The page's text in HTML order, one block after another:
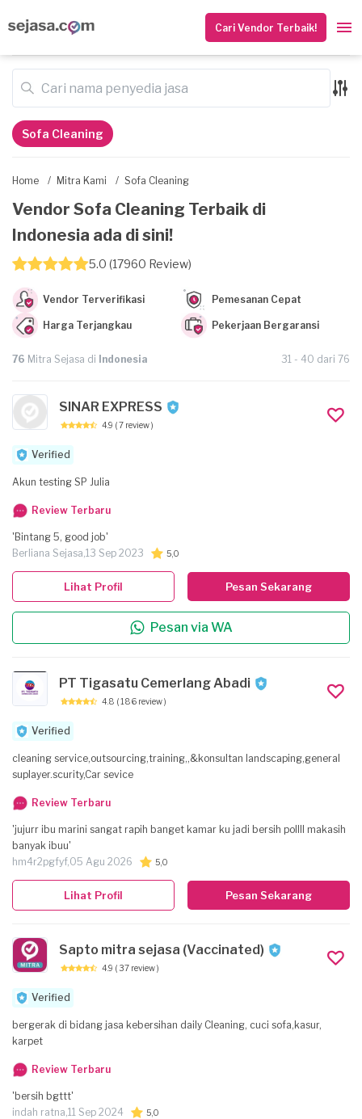
Cari Vendor Terbaik!
Home / Mitra Kami / Sofa Cleaning
Vendor Sofa Cleaning Terbaik di
Indonesia ada di sini!
5.0 (17960 Review)
Vendor Terverifikasi Pemesanan Cepat
Harga Terjangkau Pekerjaan Bergaransi
76 Mitra Sejasa di Indonesia 31 - 40 dari 76
Sofa Cleaning
SINAR EXPRESS
4.9 ( 7 review )
Verified
Akun testing SP Julia
Review Terbaru
'Bintang 5, good job'
Berliana Sejasa,13 Sep 2023 5,0
Pesan Sekarang
Pesan via WA
Lihat Profil
PT Tigasatu Cemerlang Abadi
4.8 ( 186 review )
Verified
cleaning service,outsourcing,training,,&konsultan landscaping,general
suplayer.scurity,Car sevice
Review Terbaru
'jujurr ibu marini sangat rapih banget kamar ku jadi bersih pollll makasih
banyak ibuu'
hm4r2pgfyf,05 Agu 2026 5,0
Pesan Sekarang
Lihat Profil
Sapto mitra sejasa (Vaccinated)
4.9 ( 37 review )
Verified
bergerak di bidang jasa kebersihan daily Cleaning, cuci sofa,kasur,
karpet
Review Terbaru
'bersih bgttt'
indah ratna,11 Sep 2024 5,0